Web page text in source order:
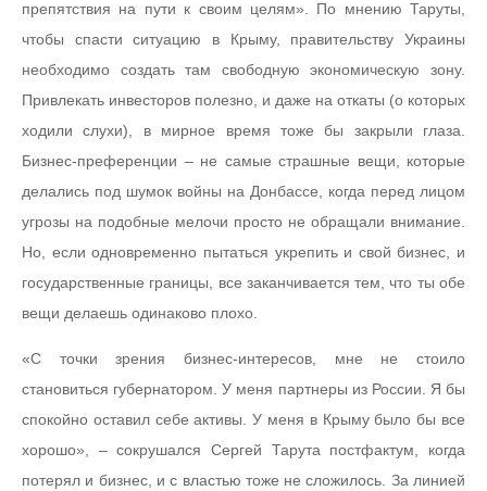
препятствия на пути к своим целям». По мнению Таруты,
чтобы спасти ситуацию в Крыму, правительству Украины
необходимо создать там свободную экономическую зону.
Привлекать инвесторов полезно, и даже на откаты (о которых
ходили слухи), в мирное время тоже бы закрыли глаза.
Бизнес-преференции – не самые страшные вещи, которые
делались под шумок войны на Донбассе, когда перед лицом
угрозы на подобные мелочи просто не обращали внимание.
Но, если одновременно пытаться укрепить и свой бизнес, и
государственные границы, все заканчивается тем, что ты обе
вещи делаешь одинаково плохо.
«С точки зрения бизнес-интересов, мне не стоило
становиться губернатором. У меня партнеры из России. Я бы
спокойно оставил себе активы. У меня в Крыму было бы все
хорошо», – сокрушался Сергей Тарута постфактум, когда
потерял и бизнес, и с властью тоже не сложилось. За линией